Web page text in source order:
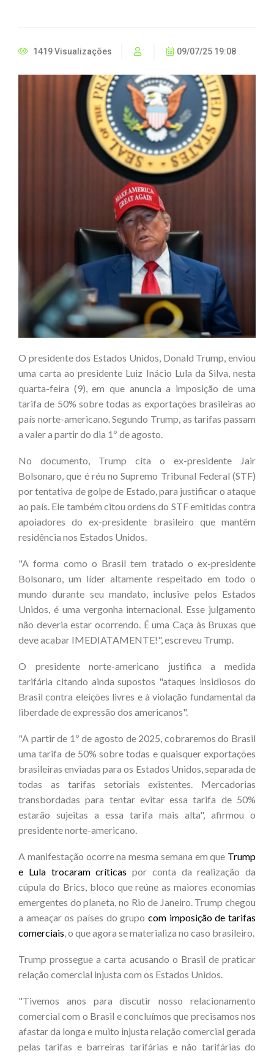
1419 Visualizações 09/07/25 19:08
O presidente dos Estados Unidos, Donald Trump, enviou
uma carta ao presidente Luiz Inácio Lula da Silva, nesta
quarta-feira (9), em que anuncia a imposição de uma
tarifa de 50% sobre todas as exportações brasileiras ao
país norte-americano. Segundo Trump, as tarifas passam
a valer a partir do dia 1º de agosto.
No documento, Trump cita o ex-presidente Jair
Bolsonaro, que é réu no Supremo Tribunal Federal (STF)
por tentativa de golpe de Estado, para justificar o ataque
ao país. Ele também citou ordens do STF emitidas contra
apoiadores do ex-presidente brasileiro que mantêm
residência nos Estados Unidos.
"A forma como o Brasil tem tratado o ex-presidente
Bolsonaro, um líder altamente respeitado em todo o
mundo durante seu mandato, inclusive pelos Estados
Unidos, é uma vergonha internacional. Esse julgamento
não deveria estar ocorrendo. É uma Caça às Bruxas que
deve acabar IMEDIATAMENTE!", escreveu Trump.
O presidente norte-americano justifica a medida
tarifária citando ainda supostos "ataques insidiosos do
Brasil contra eleições livres e à violação fundamental da
liberdade de expressão dos americanos".
"A partir de 1º de agosto de 2025, cobraremos do Brasil
uma tarifa de 50% sobre todas e quaisquer exportações
brasileiras enviadas para os Estados Unidos, separada de
todas as tarifas setoriais existentes. Mercadorias
transbordadas para tentar evitar essa tarifa de 50%
estarão sujeitas a essa tarifa mais alta", afirmou o
presidente norte-americano.
A manifestação ocorre na mesma semana em que Trump
e Lula trocaram críticas por conta da realização da
cúpula do Brics, bloco que reúne as maiores economias
emergentes do planeta, no Rio de Janeiro. Trump chegou
a ameaçar os países do grupo com imposição de tarifas
comerciais , o que agora se materializa no caso brasileiro.
Trump prossegue a carta acusando o Brasil de praticar
relação comercial injusta com os Estados Unidos.
"Tivemos anos para discutir nosso relacionamento
comercial com o Brasil e concluímos que precisamos nos
afastar da longa e muito injusta relação comercial gerada
pelas tarifas e barreiras tarifárias e não tarifárias do